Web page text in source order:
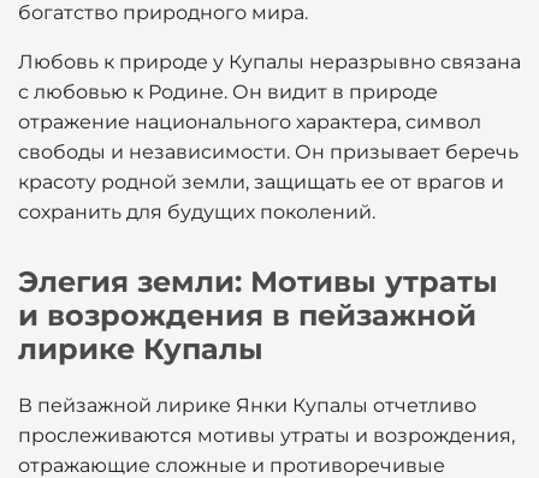
богатство природного мира.
Любовь к природе у Купалы неразрывно связана
с любовью к Родине. Он видит в природе
отражение национального характера, символ
свободы и независимости. Он призывает беречь
красоту родной земли, защищать ее от врагов и
сохранить для будущих поколений.
Элегия земли: Мотивы утраты
и возрождения в пейзажной
лирике Купалы
В пейзажной лирике Янки Купалы отчетливо
прослеживаются мотивы утраты и возрождения,
отражающие сложные и противоречивые